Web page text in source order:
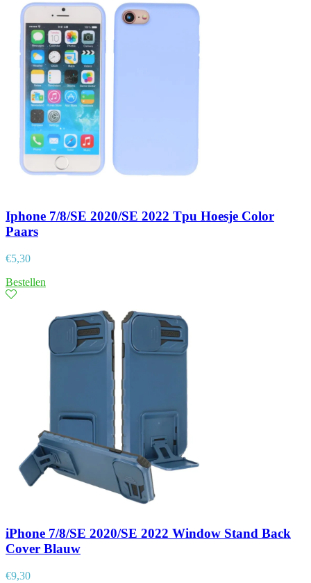
Iphone 7/8/SE 2020/SE 2022 Tpu Hoesje Color
Paars
€5,30
Bestellen
iPhone 7/8/SE 2020/SE 2022 Window Stand Back
Cover Blauw
€9,30